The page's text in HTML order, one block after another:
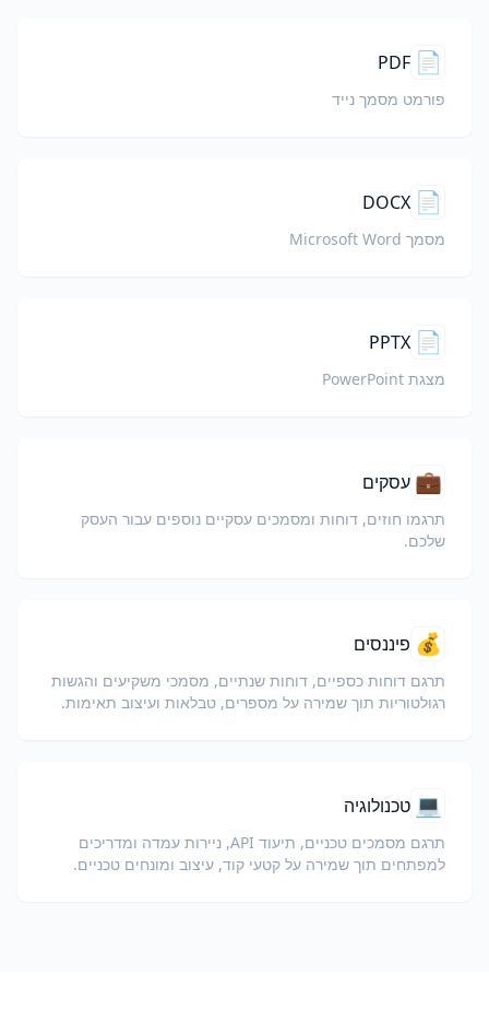
📄
PDF
פורמט מסמך נייד
📄
DOCX
מסמך Microsoft Word
📄
PPTX
מצגת PowerPoint
💼 עסקים
תרגמו חוזים, דוחות ומסמכים עסקיים נוספים עבור העסק
שלכם.
💰 פיננסים
תרגם דוחות כספיים, דוחות שנתיים, מסמכי משקיעים והגשות
רגולטוריות תוך שמירה על מספרים, טבלאות ועיצוב תאימות.
💻 טכנולוגיה
תרגם מסמכים טכניים, תיעוד API, ניירות עמדה ומדריכים
למפתחים תוך שמירה על קטעי קוד, עיצוב ומונחים טכניים.